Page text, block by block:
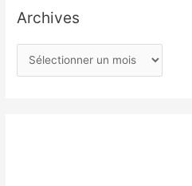
Archives